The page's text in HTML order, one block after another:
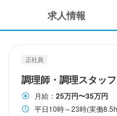
ヘルプ・お問い合わせフォーム
掲載をご検討の店舗様へ
求人情報
正社員
調理師・調理スタッフ
月給： 25万円〜35万円
平日10時～23時(実働8.5h ランチとディナー
調理師・調理ス
調理師・調理スタッフ